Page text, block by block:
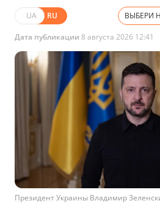
UA RU ВЫБЕРИ
Дата публикации 8 августа 2026 12:41
Президент Украины Владимир